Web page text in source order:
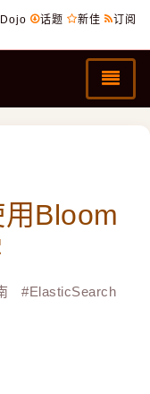
Dojo 话题 新佳 订阅
Bloom
#ElasticSearch